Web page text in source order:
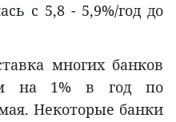
с 5,8 - 5,9%/год до
многих банков
на 1% в год по
Некоторые банки